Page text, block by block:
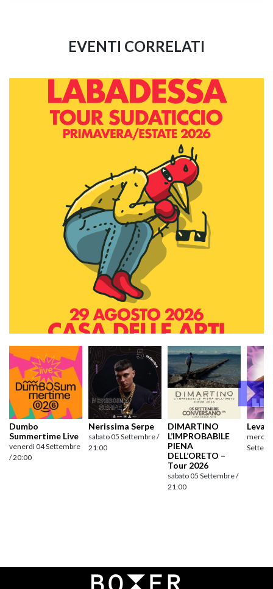
EVENTI CORRELATI
Dumbo
Summertime Live
venerdì 04 Settembre
/ 20:00
Nerissima Serpe
sabato 05 Settembre /
21:00
DIMARTINO
L’IMPROBABILE
PIENA
DELL’ORETO –
Tour 2026
sabato 05 Settembre /
21:00
Navigazione